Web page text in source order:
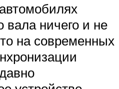
вала ничего и не
на современных